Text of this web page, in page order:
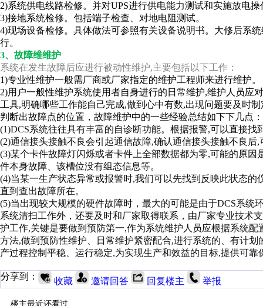
2)系统供电线路检修。并对UPS进行供电能力测试和实施放电操
3)接地系统检修。包括端子检查、对地电阻测试。
4)现场设备检修。具体做法可参照有关设备说明书。大修后系
行。
3、故障维维护
系统在发生故障后应进行被动性维护,主要包括以下工作：
1)专业性维护一般需厂商或厂家指定的维护工程师来进行维护。
2)用户一般性维护系统使用者自身进行的日常维护,维护人员应
工具,明确哪些工作能自己完成,做到心中有数,出现问题要及时
判断出故障点的位置，故障维护中的一些经验总结如下下几点：
(1)DCS系统往往具有丰富的自诊断功能。根据报警,可以直接
(2)通信接头接触不良会引起通信故障,确认通信接头接触不良
(3)某个卡件故障灯闪烁或者卡件上全部数据都为零,可能的原
件本身故障、该槽位没有组态信息等。
(4)当某一生产状态异常或报警时,我们可以先找到反映此状态
直到查出故障所在。
(5)当出现较大规模的硬件故障时，最大的可能是由于DCS系
系统清扫工作外，还要及时和厂家取得联系，由厂家专业技术
护工作,关键是要做到预防第一,作为系统维护人员应根据系统
方法,做到预防性维护、日常维护紧密配合,进行系统的、有计
产过程控制平稳、运行稳定,为实现生产和效益的目标,提供可靠
分享到： 收藏 邀请回答 回复楼主 举报
楼主最近还看过